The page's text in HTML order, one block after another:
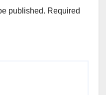
published. Required